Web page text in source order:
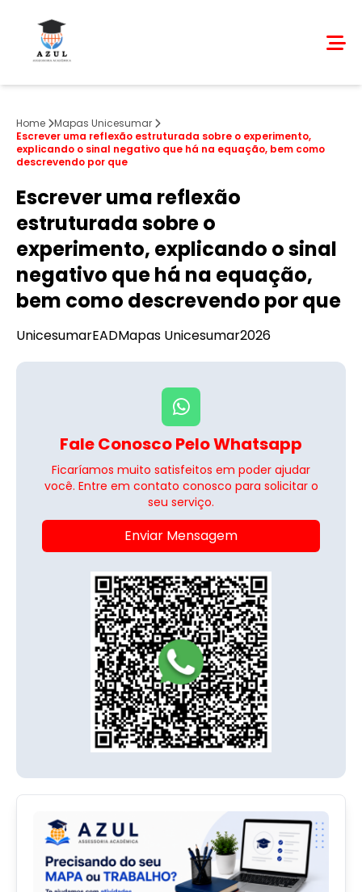
Home
Mapas Unicesumar
Escrever uma reflexão estruturada sobre o experimento,
explicando o sinal negativo que há na equação, bem como
descrevendo por que
Escrever uma reflexão
estruturada sobre o
experimento, explicando o sinal
negativo que há na equação,
bem como descrevendo por que
UnicesumarEADMapas Unicesumar2026
Fale Conosco Pelo Whatsapp
Ficaríamos muito satisfeitos em poder ajudar
você. Entre em contato conosco para solicitar o
seu serviço.
Enviar Mensagem